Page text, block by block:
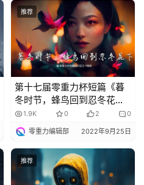
推荐
第十七届零重力杯短篇《暮
冬时节，蜂鸟回到忍冬花
下》评论
1.9K 0 2 0
零重力编辑部 2022年9月25日
推荐